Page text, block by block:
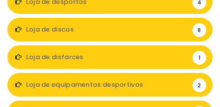
4
Loja de discos 8
Loja de disfarces 1
Loja de equipamentos desportivos 2